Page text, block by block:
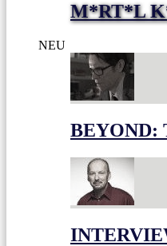
M*RT*L
NEU
BEYOND: